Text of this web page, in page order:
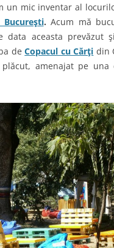
un mic inventar al
. Acum mă
data aceasta prevăzut
deCopacul cu Cărţi din
amenajat pe una